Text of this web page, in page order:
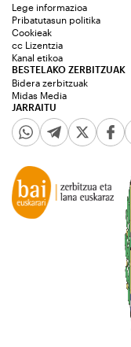
JARRAITU
Lege informazioa
Pribatutasun politika
Cookieak
cc Lizentzia
Kanal etikoa
BESTELAKO ZERBITZUAK
Bidera zerbitzuak
Midas Media